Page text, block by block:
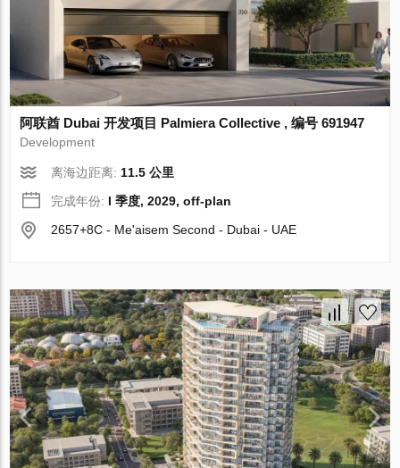
阿联酋 Dubai 开发项目 Palmiera Collective , 编号 691947
Development
离海边距离: 11.5 公里
完成年份: I 季度, 2029, off-plan
2657+8C - Me'aisem Second - Dubai - UAE